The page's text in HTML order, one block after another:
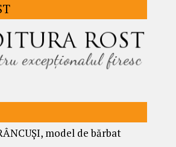
model de bărbat